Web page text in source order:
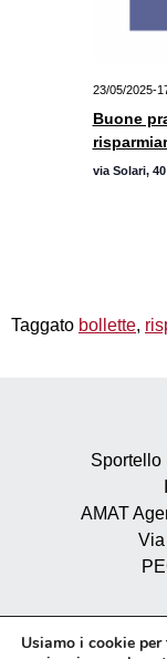
23/05/2025-
Buone
via Solari, 40
Taggato bollette,
Sportello
AMAT
Via
Usiamo i cookie